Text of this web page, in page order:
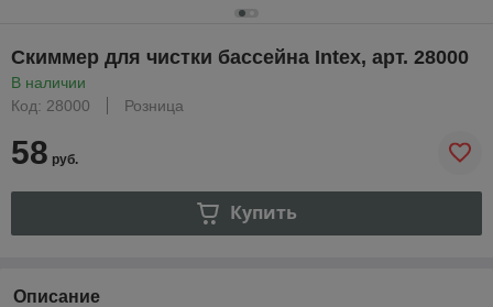
Скиммер для чистки бассейна Intex, арт. 28000
В наличии
Код: 28000
Розница
58 руб.
Купить
Описание